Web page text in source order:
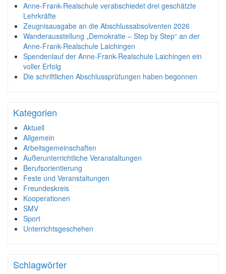
Anne-Frank-Realschule verabschiedet drei geschätzte
Lehrkräfte
Zeugnisausgabe an die Abschlussabsolventen 2026
Wanderausstellung „Demokratie – Step by Step“ an der
Anne-Frank-Realschule Laichingen
Spendenlauf der Anne-Frank-Realschule Laichingen ein
voller Erfolg
Die schriftlichen Abschlussprüfungen haben begonnen
Kategorien
Aktuell
Allgemein
Arbeitsgemeinschaften
Außerunterrichtliche Veranstaltungen
Berufsorientierung
Feste und Veranstaltungen
Freundeskreis
Kooperationen
SMV
Sport
Unterrichtsgeschehen
Schlagwörter